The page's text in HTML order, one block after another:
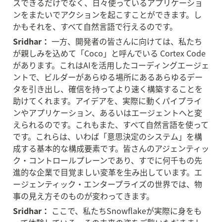
スできるだけでなく、日々使っているアプリケーショ
ンをまたいでアクションを起こすことができます。し
かもそれを、すべて自然言語で行えるのです。
Sridhar： 一方、開発者の皆さんに向けては、私たち
が親しみを込めて「Coco」と呼んでいる Cortex Code
があります。これはAIを活用したコーディングエージェ
ントで、ビルダーがあらゆる場所にあるあらゆるデー
タを引き出し、確信を持ってより速く構築することを
助けてくれます。アイデアを、実際に動くパイプライ
ンやアプリケーション、あるいはエージェントへと変
えられるのです。これもまた、すべて自然言語を使って
です。これらは、いわば「意思決定のシステム」を構
成する基本的な構成要素です。皆さんのアジェンティッ
ク・コントロールプレーンであり、すでに何千もの先
進的な企業で目覚ましい変革を生み出しています。エ
ージェンティック・エンタープライズの世界では、物
事の見え方そのものが変わってきます。
Sridhar： ここで、私たちSnowflakeが実際に身をも